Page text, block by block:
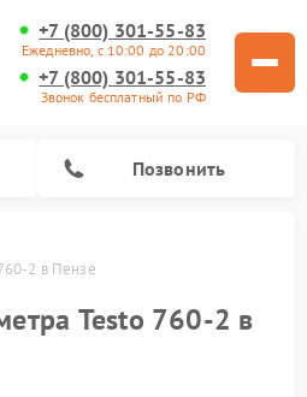
+7 (800) 301-55-83
Ежедневно, с 10:00 до 20:00
+7 (800) 301-55-83
Звонок бесплатный по РФ
Позвонить
2 в Пензе
Testo 760-2 в